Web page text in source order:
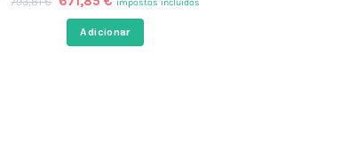
original
era:
preço
atual
é:
impostos incluídos
Adicionar